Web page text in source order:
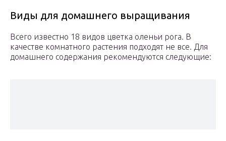
Виды для домашнего выращивания
Всего известно 18 видов цветка оленьи рога. В
качестве комнатного растения подходят не все. Для
домашнего содержания рекомендуются следующие: